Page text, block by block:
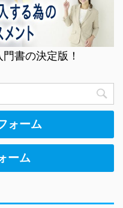
書の決定版！
ォーム
ーム